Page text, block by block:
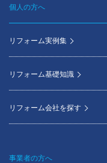
Footer
menu
個人の方へ
リフォーム実例集
リフォーム基礎知識
リフォーム会社を探す
事業者の方へ